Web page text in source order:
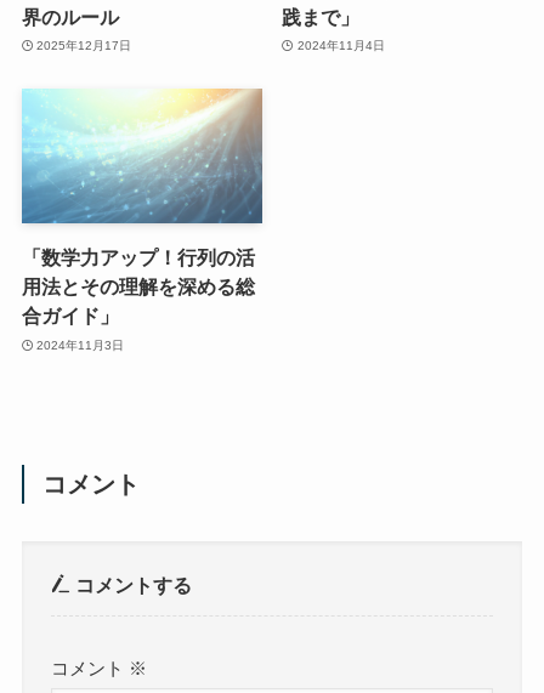
界のルール
2025年12月17日
践まで」
2024年11月4日
「数学力アップ！行列の活
用法とその理解を深める総
合ガイド」
2024年11月3日
コメント
コメントする
コメント ※